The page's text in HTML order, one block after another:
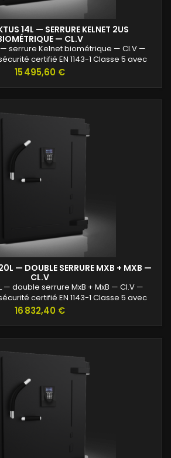
14L — SERRURE KELNET 2US
— CL.V
— serrure Kelnet biométrique — Cl.V —
certifié EN 1143-1 Classe 5 avec
contre l’effraction et valeurs assurables
Prix
15 495,60 €
— DOUBLE SERRURE MXB + MXB —
CL.V
— double serrure MxB + MxB — Cl.V —
certifié EN 1143-1 Classe 5 avec
contre l’effraction et valeurs assurables
Prix
16 832,40 €